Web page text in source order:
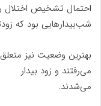
شب‌بیدارهایی بود که
بهترین وضعیت نیز
می‌رفتند و زود بیدار
می‌شدند.